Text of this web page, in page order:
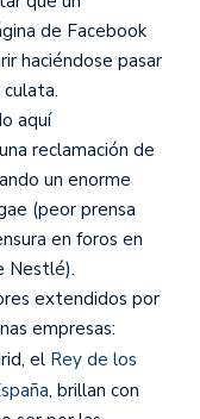
de Facebook
haciéndose pasar
aquí
reclamación de
un enorme
(peor prensa
en foros en
Nestlé).
extendidos por
empresas:
el Rey de los
, brillan con